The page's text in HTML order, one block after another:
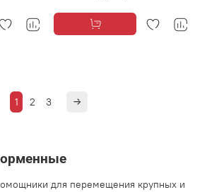
1 2 3
для перемещения крупных и